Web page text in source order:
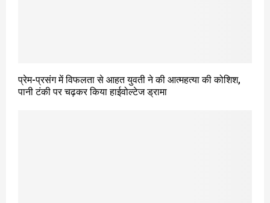
प्रेम-प्रसंग में विफलता से आहत युवती ने की आत्महत्या की कोशिश,
पानी टंकी पर चढ़कर किया हाईवोल्टेज ड्रामा